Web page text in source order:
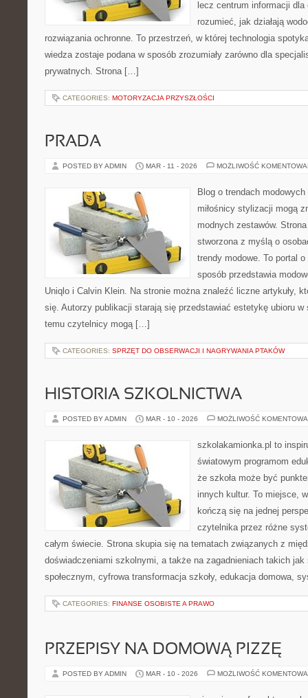
lecz centrum informacji
rozumieć, jak działają
rozwiązania ochronne. To przestrzeń, w której technologia
wiedza zostaje podana w sposób zrozumiały zarówno dla
prywatnych. Strona […]
CATEGORIES: MOTORYZACJA PRZYSZŁOŚCI
PRADA
POSTED BY ADMIN MAR - 11 - 2026 MOŻLIWOŚĆ
Blog o trendach
miłośnicy stylizacji mogą
modnych zestawów.
stworzona z myślą o
trendy modowe. To portal
sposób przedstawia
Uniqlo i Calvin Klein. Na stronie można znaleźć liczne artykuły,
się. Autorzy publikacji starają się przedstawiać estetykę ubioru
temu czytelnicy mogą […]
CATEGORIES: SPRZĘT DO OBSERWACJI I NAGRYWANIA PTAKÓW
HISTORIA SZKOLNICTWA
POSTED BY ADMIN MAR - 10 - 2026 MOŻLIWOŚĆ
szkolakamionka.pl to
światowym programom
że szkoła może być
innych kultur. To miejsce,
kończą się na jednej
czytelnika przez różne
całym świecie. Strona skupia się na tematach związanych z
doświadczeniami szkolnymi, a także na zagadnieniach takich
społecznym, cyfrowa transformacja szkoły, edukacja domowa,
CATEGORIES: FINANSE OSOBISTE A PRAWO
PRZEPISY NA DOMOWĄ PIZZĘ
POSTED BY ADMIN MAR - 10 - 2026 MOŻLIWOŚĆ